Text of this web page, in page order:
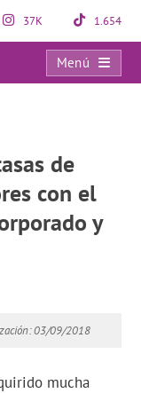
37K 1.654
Menú
de
con el
y
03/09/2018
mucha